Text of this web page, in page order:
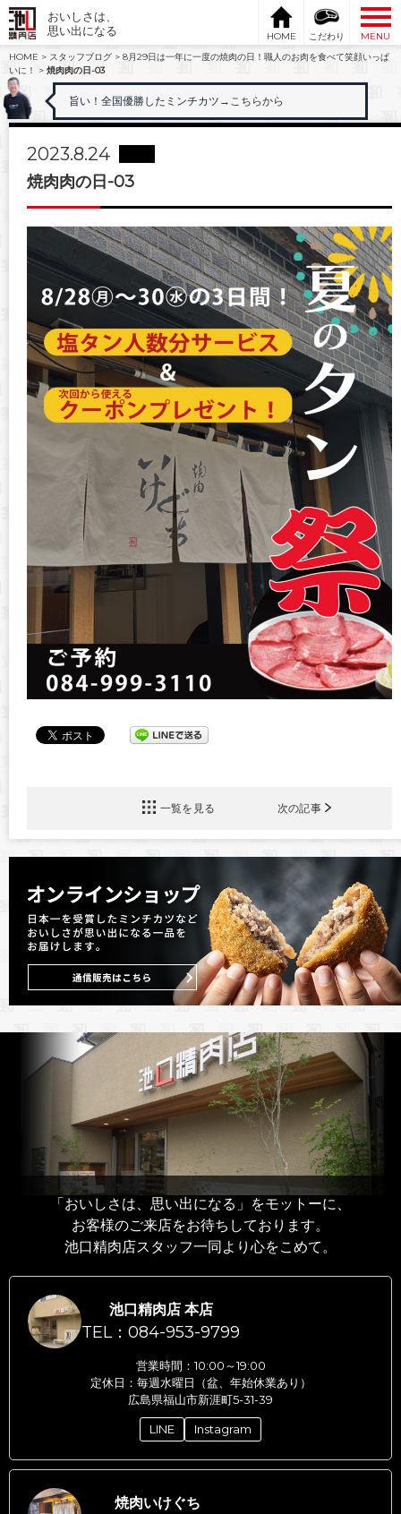
おいしさは、
思い出になる
HOME こだわり
MENU
HOME > スタッフブログ > 8月29日は一年に一度の焼肉の日！職人のお肉を食べて笑顔いっぱ
いに！
> 焼肉肉の日-03
旨い！全国優勝したミンチカツ →こちらから
2023.8.24
焼肉肉の日-03
一覧を見る 次の記事
「おいしさは、思い出になる」をモットーに、
お客様のご来店をお待ちしております。
池口精肉店スタッフ一同より心をこめて。
池口精肉店 本店
TEL：084-953-9799
営業時間：10:00～19:00
定休日：毎週水曜日（盆、年始休業あり）
広島県福山市新涯町5-31-39
LINE Instagram
焼肉いけぐち